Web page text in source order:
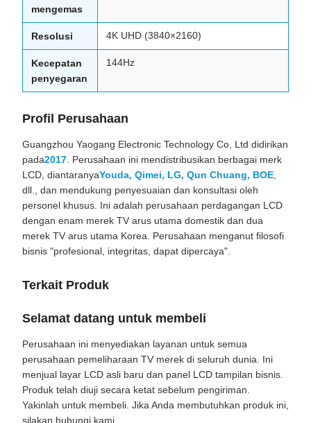
mengemas
Resolusi 4K UHD (3840×2160)
Kecepatan
penyegaran
144Hz
Profil Perusahaan
Guangzhou Yaogang Electronic Technology Co, Ltd didirikan
pada2017 . Perusahaan ini mendistribusikan berbagai merk
LCD, diantaranyaYouda, Qimei, LG, Qun Chuang, BOE
dll., dan mendukung penyesuaian dan konsultasi oleh
personel khusus. Ini adalah perusahaan perdagangan LCD
dengan enam merek TV arus utama domestik dan dua
merek TV arus utama Korea. Perusahaan menganut filosofi
bisnis "profesional, integritas, dapat dipercaya".
Terkait Produk
Selamat datang untuk membeli
Perusahaan ini menyediakan layanan untuk semua
perusahaan pemeliharaan TV merek di seluruh dunia. Ini
menjual layar LCD asli baru dan panel LCD tampilan bisnis.
Produk telah diuji secara ketat sebelum pengiriman.
Yakinlah untuk membeli. Jika Anda membutuhkan produk ini,
silakan hubungi kami.